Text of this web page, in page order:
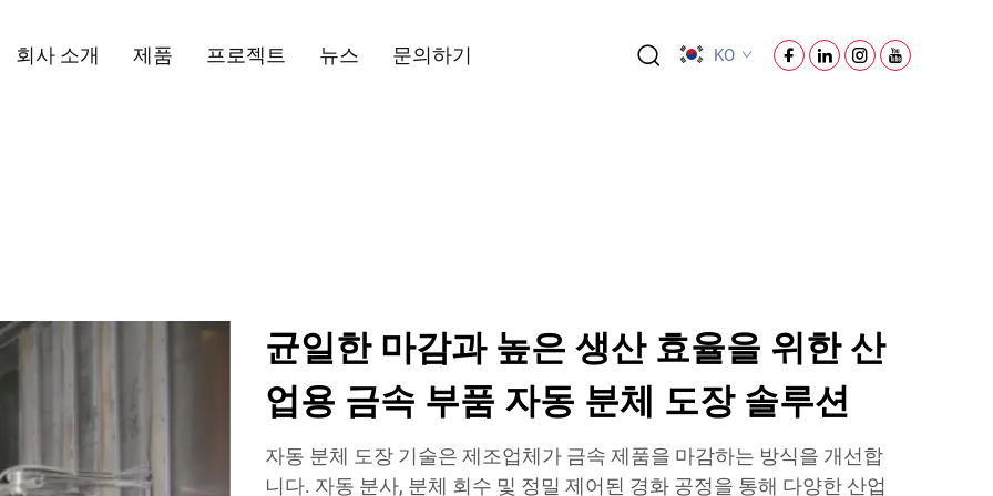
회사 소개 제품 프로젝트 뉴스 문의하기 KO
균일한 마감과 높은 생산 효율을 위한 산
업용 금속 부품 자동 분체 도장 솔루션
자동 분체 도장 기술은 제조업체가 금속 제품을 마감하는 방식을 개선합
니다. 자동 분사, 분체 회수 및 정밀 제어된 경화 공정을 통해 다양한 산업